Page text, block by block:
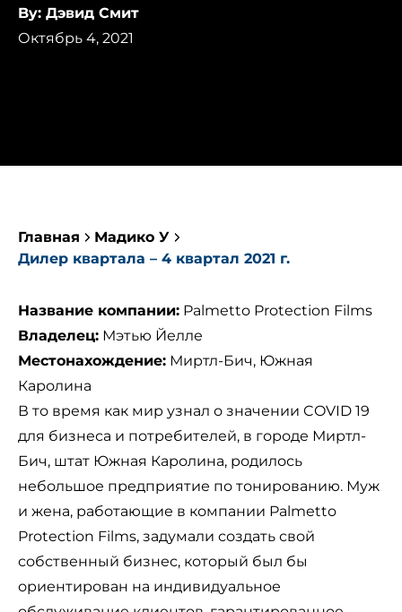
By: Дэвид Смит
Октябрь 4, 2021
Главная
Мадико У
Дилер квартала – 4 квартал 2021 г.
Название компании: Palmetto Protection Films
Владелец: Мэтью Йелле
Местонахождение: Миртл-Бич, Южная
Каролина
В то время как мир узнал о значении COVID 19
для бизнеса и потребителей, в городе Миртл-
Бич, штат Южная Каролина, родилось
небольшое предприятие по тонированию. Муж
и жена, работающие в компании Palmetto
Protection Films, задумали создать свой
собственный бизнес, который был бы
ориентирован на индивидуальное